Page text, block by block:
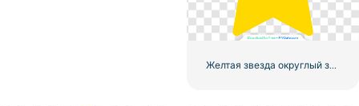
Желтая звезда округлый значок